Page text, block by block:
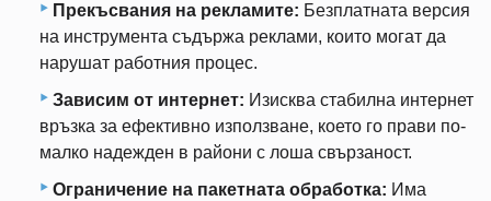
Прекъсвания на рекламите: Безплатната версия
на инструмента съдържа реклами, които могат да
нарушат работния процес.
Зависим от интернет: Изисква стабилна интернет
връзка за ефективно използване, което го прави по-
малко надежден в райони с лоша свързаност.
Ограничение на пакетната обработка: Има